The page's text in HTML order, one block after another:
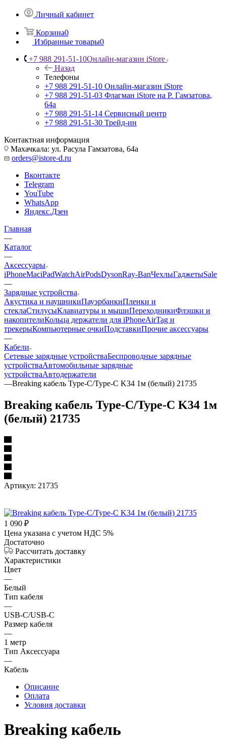
Личный кабинет
Корзина0
Избранные товары0
+7 988 291-51-10Онлайн-магазин iStore
Назад
Телефоны
+7 988 291-51-10 Онлайн-магазин iStore
+7 988 291-51-03 Флагман iStore на Р. Гамзатова,
64а
+7 988 291-51-14 Сервисный центр
+7 988 291-51-30 Трейд-ин
Контактная информация
Махачкала: ул. Расула Гамзатова, 64а
orders@istore-d.ru
Вконтакте
Telegram
YouTube
WhatsApp
Яндекс.Дзен
Главная
—
Каталог
—
Аксессуары
iPhoneMaciPadWatchAirPodsDysonRay-BanЧехлыГаджетыSale
—
Зарядные устройства
Акустика и наушникиПауэрбанкиПленки и
стеклаСтилусыКлавиатуры и мышиПереходникиФлэшки и
накопителиКольца держатели для iPhoneAirTag и
трекерыКомпьютерные очкиПодставкиПрочие аксессуары
—
Кабели
Сетевые зарядные устройстваБеспроводные зарядные
устройстваАвтомобильные зарядные
устройстваАвтодержатели
—Breaking кабель Type-C/Type-C K34 1м (белый) 21735
Breaking кабель Type-C/Type-C K34 1м
(белый) 21735
Артикул: 21735
1 090 ₽
Цена указана с учетом НДС 5%
Достаточно
Рассчитать доставку
Характеристики
Цвет
—
Белый
Тип кабеля
—
USB-C/USB-C
Размер кабеля
—
1 метр
Тип Аксессуара
—
Кабель
Описание
Оплата
Условия доставки
Breaking кабель